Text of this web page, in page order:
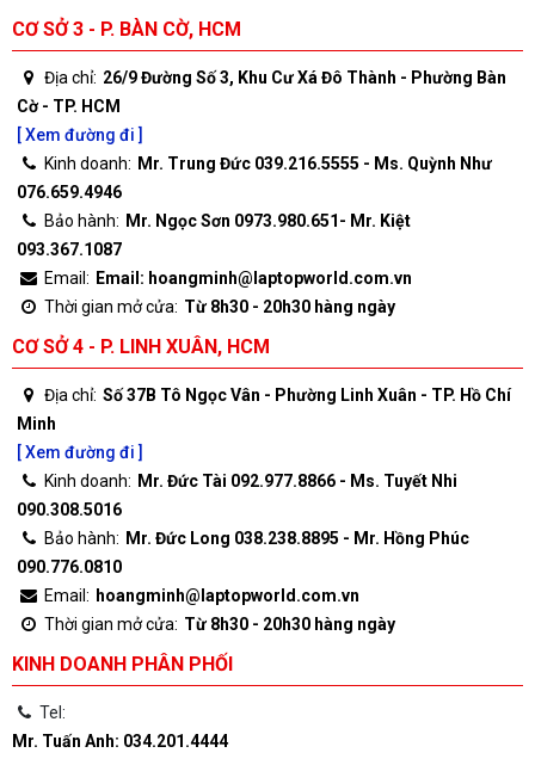
CƠ SỞ 3 - P. BÀN CỜ, HCM
Địa chỉ: 26/9 Đường Số 3, Khu Cư Xá Đô Thành - Phường Bàn
Cờ - TP. HCM
[ Xem đường đi ]
Kinh doanh: Mr. Trung Đức 039.216.5555 - Ms. Quỳnh Như
076.659.4946
Bảo hành: Mr. Ngọc Sơn 0973.980.651- Mr. Kiệt
093.367.1087
Email: Email: hoangminh@laptopworld.com.vn
Thời gian mở cửa: Từ 8h30 - 20h30 hàng ngày
CƠ SỞ 4 - P. LINH XUÂN, HCM
Địa chỉ: Số 37B Tô Ngọc Vân - Phường Linh Xuân - TP. Hồ Chí
Minh
[ Xem đường đi ]
Kinh doanh: Mr. Đức Tài 092.977.8866 - Ms. Tuyết Nhi
090.308.5016
Bảo hành: Mr. Đức Long 038.238.8895 - Mr. Hồng Phúc
090.776.0810
Email: hoangminh@laptopworld.com.vn
Thời gian mở cửa: Từ 8h30 - 20h30 hàng ngày
KINH DOANH PHÂN PHỐI
Tel:
Mr. Tuấn Anh: 034.201.4444